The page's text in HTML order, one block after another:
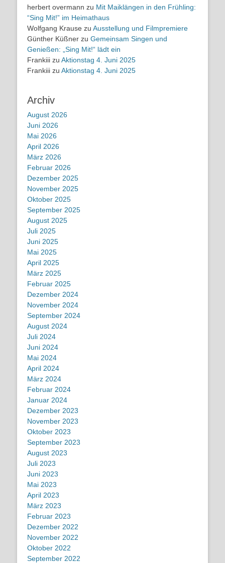
herbert overmann zu Mit Maiklängen in den Frühling:
“Sing Mit!” im Heimathaus
Wolfgang Krause zu Ausstellung und Filmpremiere
Günther Küßner zu Gemeinsam Singen und
Genießen: „Sing Mit!“ lädt ein
Frankiii zu Aktionstag 4. Juni 2025
Frankiii zu Aktionstag 4. Juni 2025
Archiv
August 2026
Juni 2026
Mai 2026
April 2026
März 2026
Februar 2026
Dezember 2025
November 2025
Oktober 2025
September 2025
August 2025
Juli 2025
Juni 2025
Mai 2025
April 2025
März 2025
Februar 2025
Dezember 2024
November 2024
September 2024
August 2024
Juli 2024
Juni 2024
Mai 2024
April 2024
März 2024
Februar 2024
Januar 2024
Dezember 2023
November 2023
Oktober 2023
September 2023
August 2023
Juli 2023
Juni 2023
Mai 2023
April 2023
März 2023
Februar 2023
Dezember 2022
November 2022
Oktober 2022
September 2022